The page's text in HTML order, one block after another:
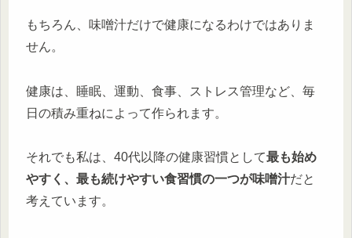
もちろん、味噌汁だけで健康になるわけではありま
せん。
健康は、睡眠、運動、食事、ストレス管理など、毎
日の積み重ねによって作られます。
それでも私は、40代以降の健康習慣として最も始め
やすく、最も続けやすい食習慣の一つが味噌汁だと
考えています。